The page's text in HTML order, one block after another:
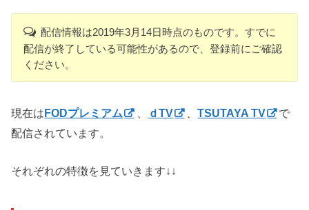
配信情報は2019年3月14日時点のものです。すでに
配信が終了している可能性があるので、登録前にご確認
ください。
現在は FODプレミアム ｄTV 、TSUTAYA TV
で
配信されています。
それぞれの特徴を見ていきます↓↓